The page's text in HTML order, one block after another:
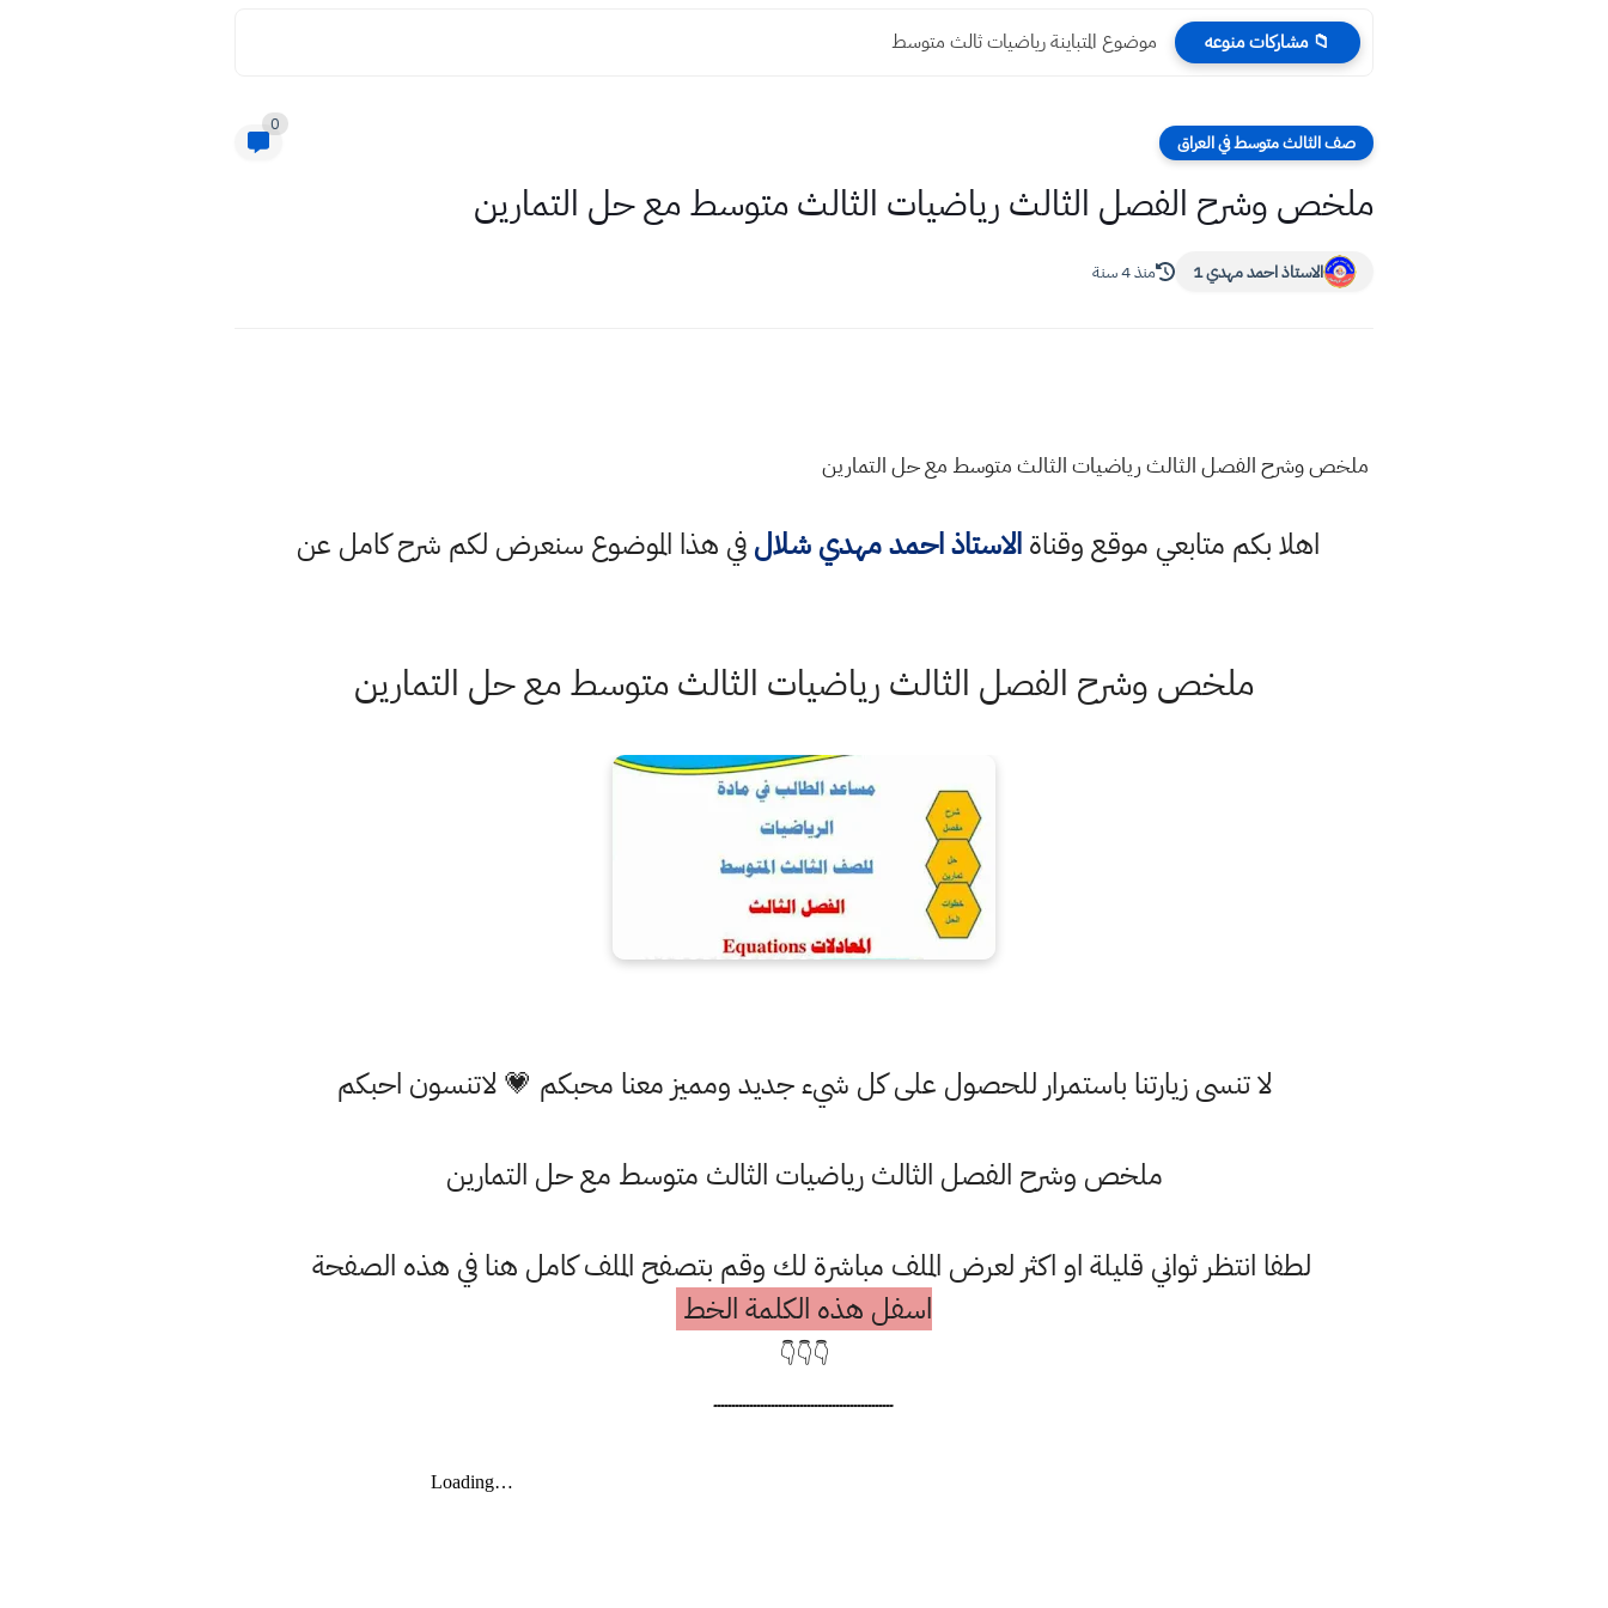
📁 مشاركات منوعه موضوع المتباينة رياضيات ثالث متوسط
صف الثالث متوسط في العراق
0
ملخص وشرح الفصل الثالث رياضيات الثالث متوسط مع حل التمارين
الاستاذ احمد مهدي 1 منذ 4 سنة
ملخص وشرح الفصل الثالث رياضيات الثالث متوسط مع حل التمارين
اهلا بكم متابعي موقع وقناةالاستاذ احمد مهدي شلالفي هذا الموضوع سنعرض لكم شرح كامل عن
ملخص وشرح الفصل الثالث رياضيات الثالث متوسط مع حل التمارين
لا تنسى زيارتنا باستمرار للحصول على كل شيء جديد ومميز معنا محبكم 💗 لاتنسون احبكم
ملخص وشرح الفصل الثالث رياضيات الثالث متوسط مع حل التمارين
لطفا انتظر ثواني قليلة او اكثر لعرض الملف مباشرة لك وقم بتصفح الملف كامل هنا في هذه الصفحة
اسفل هذه الكلمة الخط
👇👇👇
ــــــــــــــــــــــــــــــــــــــــــــــــــ